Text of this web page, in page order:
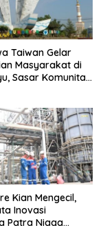
Taiwan Gelar
Masyarakat di
Sasar Komunitas
Kian Mengecil,
Inovasi
Patra Niaga